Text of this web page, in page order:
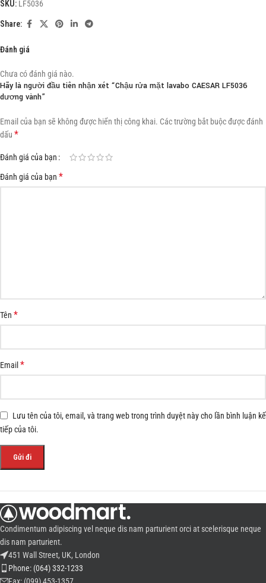
SKU: LF5036
Share:
Đánh giá
Chưa có đánh giá nào.
Hãy là người đầu tiên nhận xét “Chậu rửa mặt lavabo CAESAR LF5036
dương vành”
Email của bạn sẽ không được hiển thị công khai. Các trường bắt buộc được đánh
dấu *
Đánh giá của bạn
Đánh giá của bạn *
Tên *
Email*
Lưu tên của tôi, email, và trang web trong trình duyệt này cho lần bình luận kế
tiếp của tôi.
Condimentum adipiscing vel neque dis nam parturient orci at scelerisque neque
dis nam parturient.
451 Wall Street, UK, London
Phone: (064) 332-1233
Fax: (099) 453-1357